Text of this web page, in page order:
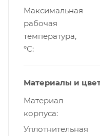
Максимальная
рабочая
температура,
°С
Материалы и
Материал
корпуса
Уплотнительная